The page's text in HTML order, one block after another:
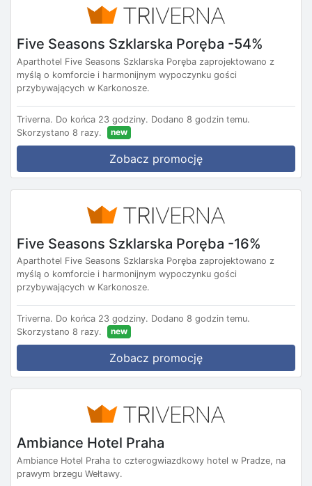
Five Seasons Szklarska Poręba -54%
Aparthotel Five Seasons Szklarska Poręba zaprojektowano z
myślą o komforcie i harmonijnym wypoczynku gości
przybywających w Karkonosze.
Triverna. Do końca 23 godziny. Dodano 8 godzin temu.
Skorzystano 8 razy.
new
Zobacz promocję
Five Seasons Szklarska Poręba -16%
Aparthotel Five Seasons Szklarska Poręba zaprojektowano z
myślą o komforcie i harmonijnym wypoczynku gości
przybywających w Karkonosze.
Triverna. Do końca 23 godziny. Dodano 8 godzin temu.
Skorzystano 8 razy.
new
Zobacz promocję
Ambiance Hotel Praha
Ambiance Hotel Praha to czterogwiazdkowy hotel w Pradze, na
prawym brzegu Wełtawy.